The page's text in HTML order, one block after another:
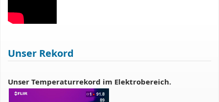
Unser Rekord
Unser Temperaturrekord im Elektrobereich.